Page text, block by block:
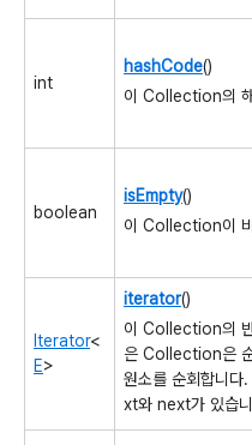
int
hashCode()
이 Collection의
boolean
isEmpty()
이 Collection이
Iterator<
E>
iterator()
이 Collection의
은 Collection은
원소를 순회합니
xt와 next가 있습